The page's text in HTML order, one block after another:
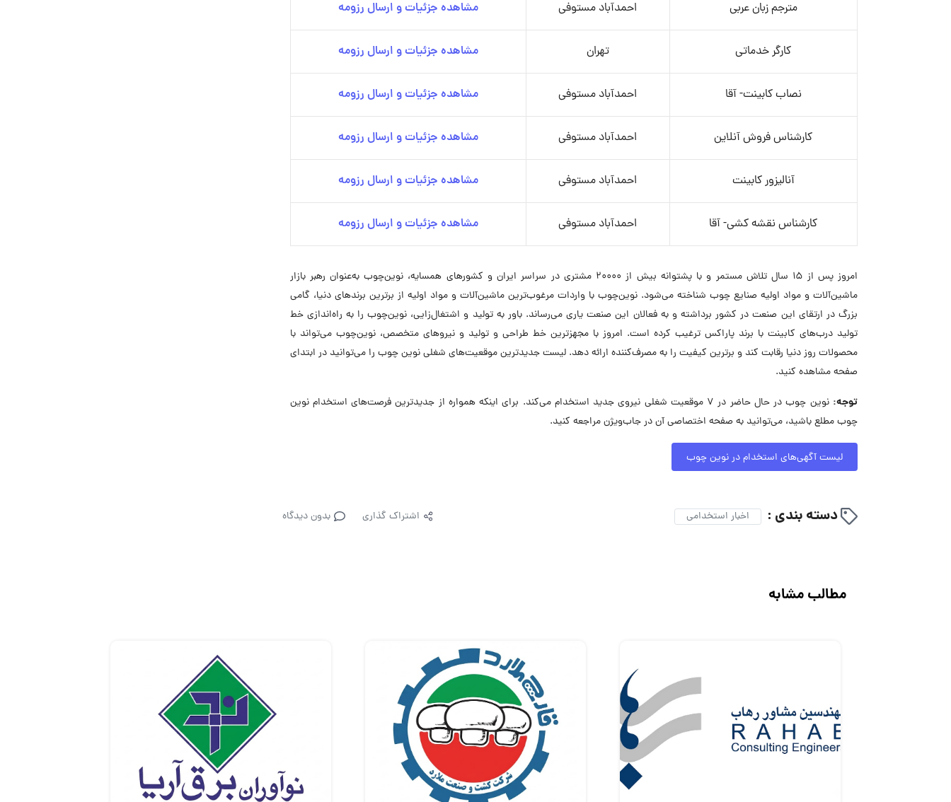
مترجم زبان عربی احمدآباد مستوفی مشاهده جزئیات و ارسال رزومه
کارگر خدماتی تهران مشاهده جزئیات و ارسال رزومه
نصاب کابینت- آقا احمدآباد مستوفی مشاهده جزئیات و ارسال رزومه
کارشناس فروش آنلاین احمدآباد مستوفی مشاهده جزئیات و ارسال رزومه
آنالیزور کابینت احمدآباد مستوفی مشاهده جزئیات و ارسال رزومه
کارشناس نقشه کشی- آقا احمدآباد مستوفی مشاهده جزئیات و ارسال رزومه
امروز پس از ۱۵ سال تلاش مستمر و با پشتوانه بیش از ۲۰۰۰۰ مشتری در سراسر ایران و کشورهای همسایه، نوین‌چوب به‌عنوان رهبر بازار
ماشین‌آلات و مواد اولیه صنایع چوب شناخته می‌شود. نوین‌چوب با واردات مرغوب‌ترین ماشین‌آلات و مواد اولیه از برترین برندهای دنیا، گامی
بزرگ در ارتقای این صنعت در کشور برداشته و به فعالان این صنعت یاری می‌رساند. باور به تولید و اشتغال‌زایی، نوین‌چوب را به راه‌اندازی خط
تولید درب‌های کابینت با برند پاراکس ترغیب کرده است. امروز با مجهزترین خط طراحی و تولید و نیروهای متخصص، نوین‌چوب می‌تواند با
محصولات روز دنیا رقابت کند و برترین کیفیت را به مصرف‌کننده ارائه دهد. لیست جدیدترین موقعیت‌های شغلی نوین چوب را می‌توانید در ابتدای
صفحه مشاهده کنید.
توجه:
نوین چوب در حال حاضر در ۷ موقعیت شغلی نیروی جدید استخدام می‌کند. برای اینکه همواره از جدیدترین فرصت‌های استخدام نوین
چوب مطلع باشید، می‌توانید به صفحه اختصاصی آن در جاب‌ویژن مراجعه کنید.
لیست آگهی‌های استخدام در نوین چوب
دسته بندی : اخبار استخدامی اشتراک گذاری بدون دیدگاه
مطالب مشابه